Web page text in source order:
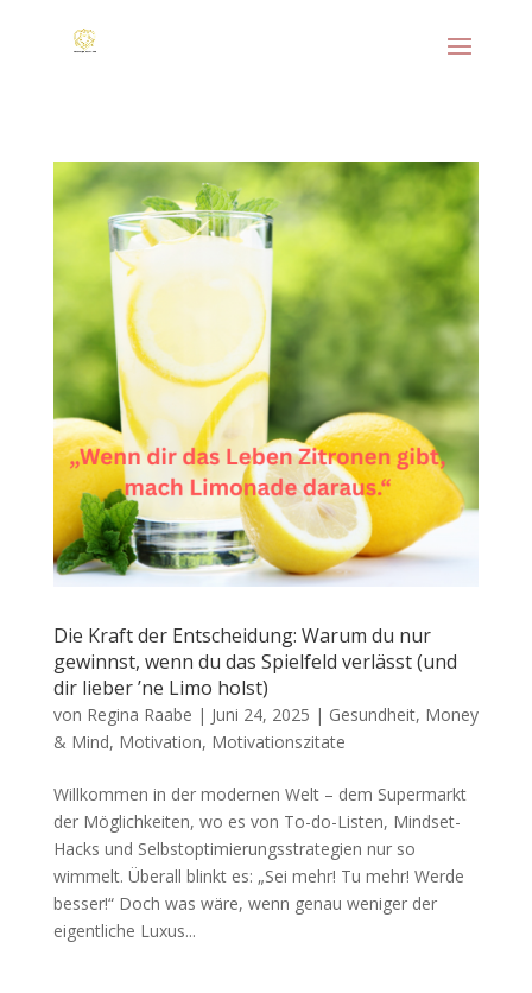
Die Kraft der Entscheidung: Warum du nur
gewinnst, wenn du das Spielfeld verlässt (und
dir lieber ’ne Limo holst)
von Regina Raabe | Juni 24, 2025 | Gesundheit, Money
& Mind, Motivation, Motivationszitate
Willkommen in der modernen Welt – dem Supermarkt
der Möglichkeiten, wo es von To-do-Listen, Mindset-
Hacks und Selbstoptimierungsstrategien nur so
wimmelt. Überall blinkt es: „Sei mehr! Tu mehr! Werde
besser!“ Doch was wäre, wenn genau weniger der
eigentliche Luxus...